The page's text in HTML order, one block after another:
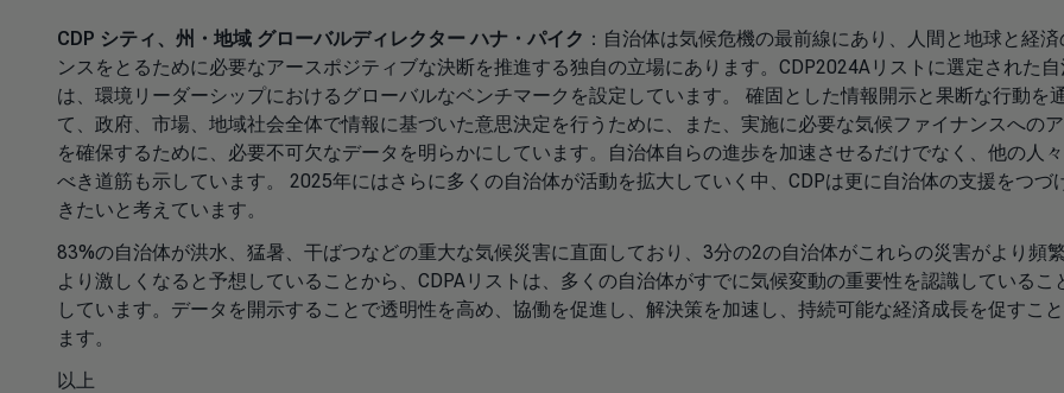
CDP シティ、州・地域 グローバルディレクター ハナ・パイク ：自治体は気候危機の最前線にあり、人間と地球と経
ンスをとるために必要なアースポジティブな決断を推進する独自の立場にあります。CDP2024Aリストに選定された
は、環境リーダーシップにおけるグローバルなベンチマークを設定しています。 確固とした情報開示と果断な行動を
て、政府、市場、地域社会全体で情報に基づいた意思決定を行うために、また、実施に必要な気候ファイナンスへの
を確保するために、必要不可欠なデータを明らかにしています。自治体自らの進歩を加速させるだけでなく、他の人
べき道筋も示しています。 2025年にはさらに多くの自治体が活動を拡大していく中、CDPは更に自治体の支援をつづ
きたいと考えています。
83%の自治体が洪水、猛暑、干ばつなどの重大な気候災害に直面しており、3分の2の自治体がこれらの災害がより頻
より激しくなると予想していることから、CDPAリストは、多くの自治体がすでに気候変動の重要性を認識しているこ
しています。データを開示することで透明性を高め、協働を促進し、解決策を加速し、持続可能な経済成長を促すこ
ます。
以上